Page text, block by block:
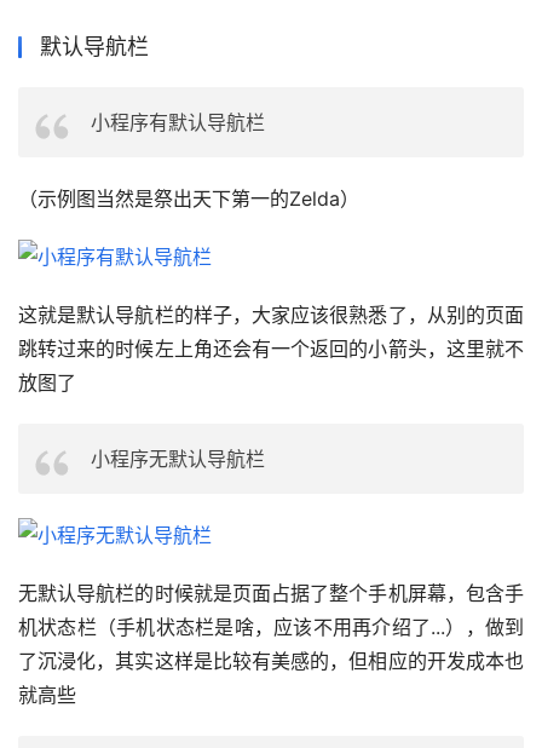
默认导航栏
小程序有默认导航栏
（示例图当然是祭出天下第一的Zelda）
这就是默认导航栏的样子，大家应该很熟悉了，从别的页面
跳转过来的时候左上角还会有一个返回的小箭头，这里就不
放图了
小程序无默认导航栏
无默认导航栏的时候就是页面占据了整个手机屏幕，包含手
机状态栏（手机状态栏是啥，应该不用再介绍了...），做到
了沉浸化，其实这样是比较有美感的，但相应的开发成本也
就高些